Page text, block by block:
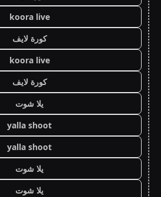
koora live
كورة لايف
koora live
كورة لايف
يلا شوت
yalla shoot
yalla shoot
يلا شوت
يلا شوت